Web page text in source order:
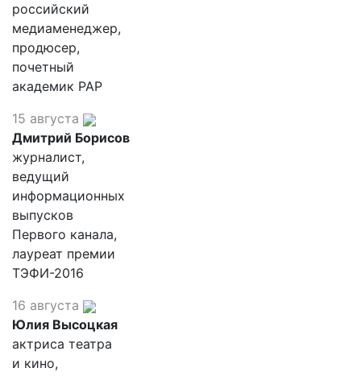
российский
медиаменеджер,
продюсер,
почетный
академик РАР
15 августа
Дмитрий Борисов
журналист,
ведущий
информационных
выпусков
Первого канала,
лауреат премии
ТЭФИ-2016
16 августа
Юлия Высоцкая
актриса театра
и кино,